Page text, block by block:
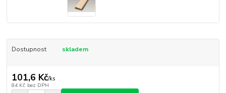
Dostupnost skladem
101,6 Kč/ks
84 Kč bez DPH